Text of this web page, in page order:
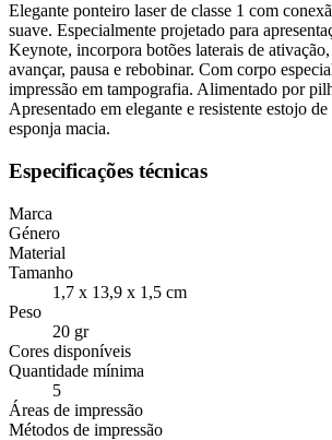
Elegante ponteiro laser de classe 1 com
suave. Especialmente projetado para
Keynote, incorpora botões laterais de
avançar, pausa e rebobinar. Com corpo
impressão em tampografia. Alimentado por
Apresentado em elegante e resistente estojo
esponja macia.
Especificações técnicas
Marca
Género
Material
Tamanho
1,7 x 13,9 x 1,5 cm
Peso
20 gr
Cores disponíveis
Quantidade mínima
5
Áreas de impressão
Métodos de impressão